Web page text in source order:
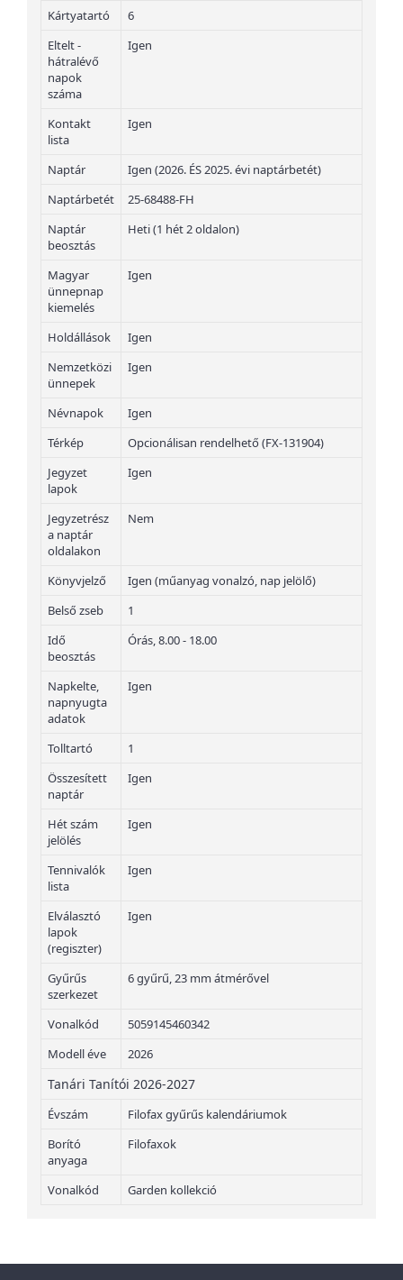
Kártyatartó
6
Eltelt -
hátralévő
napok
száma
Igen
Kontakt
lista
Igen
Naptár
Igen (2026. ÉS 2025. évi naptárbetét)
Naptárbetét
25-68488-FH
Naptár
beosztás
Heti (1 hét 2 oldalon)
Magyar
ünnepnap
kiemelés
Igen
Holdállások
Igen
Nemzetközi
ünnepek
Igen
Névnapok
Igen
Térkép
Opcionálisan rendelhető (FX-131904)
Jegyzet
lapok
Igen
Jegyzetrész
a naptár
oldalakon
Nem
Könyvjelző
Igen (műanyag vonalzó, nap jelölő)
Belső zseb
1
Idő
beosztás
Órás, 8.00 - 18.00
Napkelte,
napnyugta
adatok
Igen
Tolltartó
1
Összesített
naptár
Igen
Hét szám
jelölés
Igen
Tennivalók
lista
Igen
Elválasztó
lapok
(regiszter)
Igen
Gyűrűs
szerkezet
6 gyűrű, 23 mm átmérővel
Vonalkód
5059145460342
Modell éve
2026
Tanári Tanítói 2026-2027
Évszám
Filofax gyűrűs kalendáriumok
Borító
anyaga
Filofaxok
Vonalkód Garden kollekció